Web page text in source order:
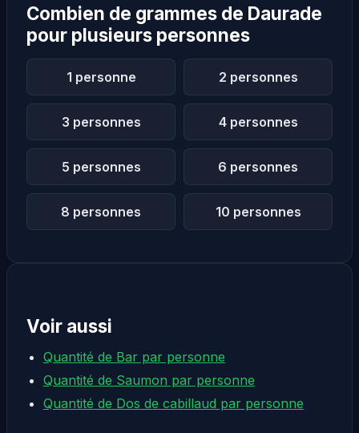
Combien de grammes de Daurade
pour plusieurs personnes
1 personne 2 personnes
3 personnes 4 personnes
5 personnes 6 personnes
8 personnes 10 personnes
Voir aussi
Quantité de Bar par personne
Quantité de Saumon par personne
Quantité de Dos de cabillaud par personne